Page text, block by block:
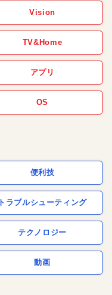
Vision
TV&Home
アプリ
OS
便利技
トラブルシューティング
テクノロジー
動画